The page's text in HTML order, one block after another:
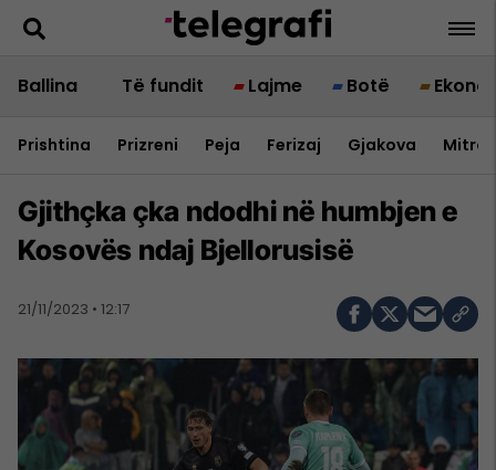
Ballina Të fundit Lajme Botë
Prishtina Prizreni Peja Ferizaj Gjakova
Gjithçka çka ndodhi në humbjen e
Kosovës ndaj Bjellorusisë
21/11/2023 • 12:17